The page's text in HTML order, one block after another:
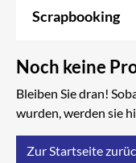
Scrapbooking
Noch keine
Bleiben Sie dran!
wurden, werden sie
Zur Startseite